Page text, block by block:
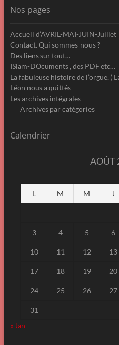
Nos pages
Accueil d’AVRIL-MAI-JUIN-Juillet
Contact. Qui sommes-nous ?
Des liens sur tout…
ISlam-DOcuments , des PDF etc…
La fabuleuse histoire de l’orgue. (
Léon nous a quittés
Les archives intégrales
Archives par catégories
Calendrier
AOÛT
L M M J
3 4 5 6
10 11 12 13
17 18 19 20
24 25 26 27
31
« Jan